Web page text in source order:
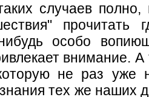
случаев
прочитать
особо
внимание.
не раз уже
тех же наших